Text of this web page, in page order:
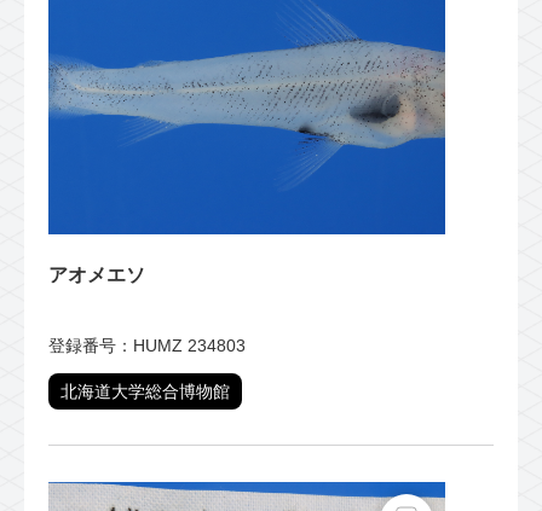
アオメエソ
登録番号：HUMZ 234803
北海道大学総合博物館